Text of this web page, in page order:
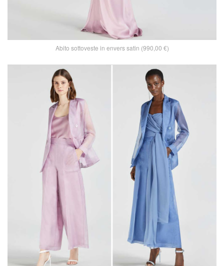
Abito sottoveste in envers satin (990,00 €)